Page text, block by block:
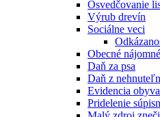
Osvedčovanie
Výrub drevín
Sociálne veci
Obecné
Daň za psa
Daň z
Evidencia
Pridelenie